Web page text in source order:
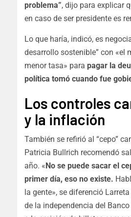
problema”, dijo para explicar
en caso de ser presidente es
Lo que haría, indicó, es
desarrollo sostenible” con «el
menor tasa» para pagar la
política tomó cuando fue
Los controles
y la inflación
También se refirió al “cepo”
Patricia Bullrich recomendó
año. « No se puede sacar el
primer día, eso no existe.
la gente», se diferenció
de la independencia del